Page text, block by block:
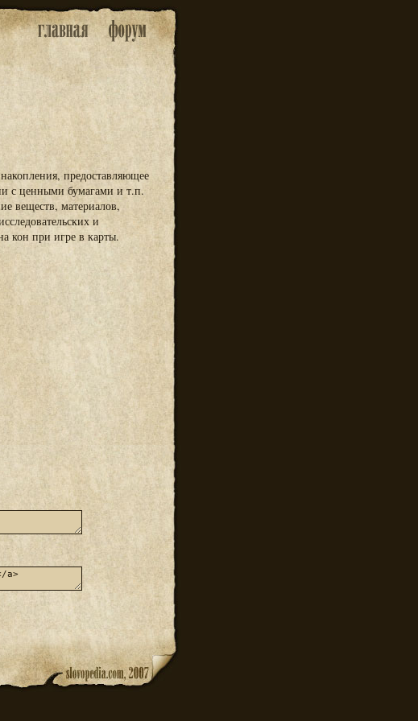
предоставляющее
с ценными бумагами и т.п.
веществ, материалов,
и
кон при игре в карты.